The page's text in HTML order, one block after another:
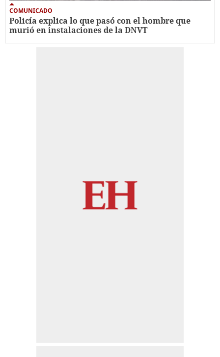
COMUNICADO
Policía explica lo que pasó con el hombre que
murió en instalaciones de la DNVT